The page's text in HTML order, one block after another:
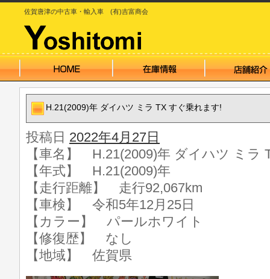
佐賀唐津の中古車・輸入車 (有)吉富商会
H.21(2009)年 ダイハツ ミラ TX すぐ乗れます!
投稿日 2022年4月27日
【車名】 H.21(2009)年 ダイハツ ミラ
【年式】 H.21(2009)年
【走行距離】 走行92,067km
【車検】 令和5年12月25日
【カラー】 パールホワイト
【修復歴】 なし
【地域】 佐賀県